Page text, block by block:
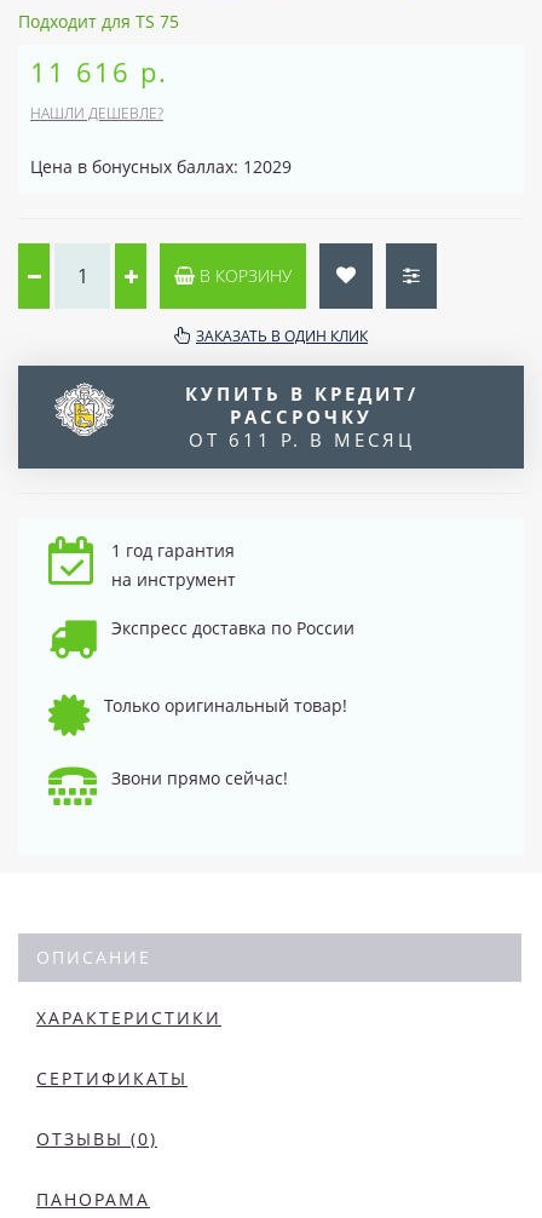
Подходит для TS 75
11 616 р.
НАШЛИ ДЕШЕВЛЕ?
Цена в бонусных баллах: 12029
В КОРЗИНУ
ЗАКАЗАТЬ В ОДИН КЛИК
КУПИТЬ В КРЕДИТ/
РАССРОЧКУ
ОТ 611 Р. В МЕСЯЦ
1 год гарантия
на инструмент
Экспресс доставка по России
Только оригинальный товар!
Звони прямо сейчас!
ОПИСАНИЕ
ХАРАКТЕРИСТИКИ
СЕРТИФИКАТЫ
ОТЗЫВЫ (0)
ПАНОРАМА